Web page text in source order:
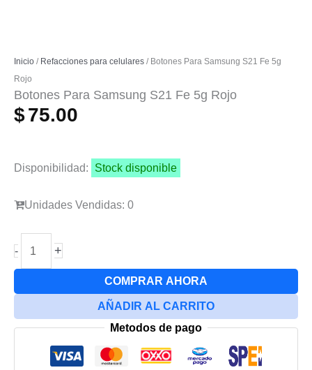
Inicio / Refacciones para celulares / Botones Para Samsung S21 Fe 5g
Rojo
Botones Para Samsung S21 Fe 5g Rojo
$75.00
Disponibilidad: Stock disponible
Unidades Vendidas: 0
-
Botones
Para
S21
5g
cantidad
+
COMPRAR AHORA
AÑADIR AL CARRITO
Metodos de pago